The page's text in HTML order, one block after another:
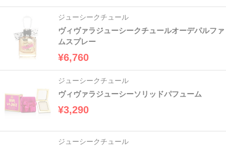
ジューシークチュール
ヴィヴァラジューシークチュールオーデパルファ
ムスプレー
¥6,760
ジューシークチュール
ヴィヴァラジューシーソリッドパフューム
¥3,290
ジューシークチュール